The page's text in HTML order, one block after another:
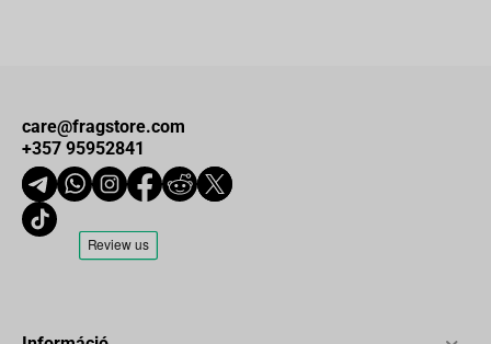
care@fragstore.com
+357 95952841